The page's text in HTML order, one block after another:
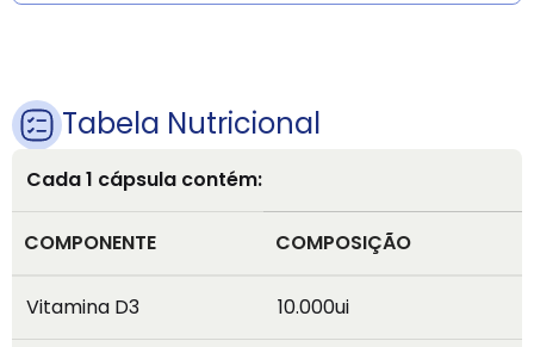
Tabela Nutricional
Cada 1 cápsula contém:
COMPONENTE COMPOSIÇÃO
Vitamina D3 10.000ui